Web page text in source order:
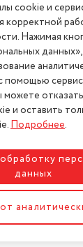
возврата
на сайте?
"АстМаркет".
сайта
cookie и
корректной
Нажимая
помощью
и оставить
Подробнее.
данных